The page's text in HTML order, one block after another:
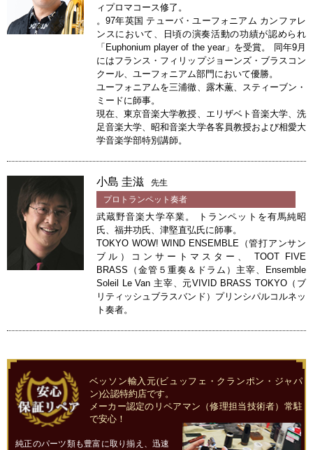
ィプロマコース修了。
。97年英国 テューバ・ユーフォニアム カンファレ
ンスにおいて、日頃の演奏活動の功績が認められ
「Euphonium player of the year」を受賞。 同年9月
にはフランス・フィリップジョーンズ・ブラスコン
クール、ユーフォニアム部門において優勝。
ユーフォニアムを三浦徹、露木薫、スティーブン・
ミードに師事。
現在、東京音楽大学教授、エリザベト音楽大学、洗
足音楽大学、昭和音楽大学各客員教授および相愛大
学音楽学部特別講師。
小島 圭滋
先生
プロトランペット奏者
武蔵野音楽大学卒業。 トランペットを有馬純昭
氏、福井功氏、津堅直弘氏に師事。
TOKYO WOW! WIND ENSEMBLE（管打アンサン
ブル）コンサートマスター、 TOOT FIVE
BRASS（金管５重奏＆ドラム）主宰、Ensemble
Soleil Le Van 主宰、元VIVID BRASS TOKYO（ブ
リティッシュブラスバンド）プリンシパルコルネッ
ト奏者。
ベッソン輸入元(ビュッフェ・クランポン・ジャパ
ン)公認特約店です。
メーカー認定のリペアマン（修理担当技術者）常駐
で安心！
純正のパーツ類も豊富に取り揃え、迅速